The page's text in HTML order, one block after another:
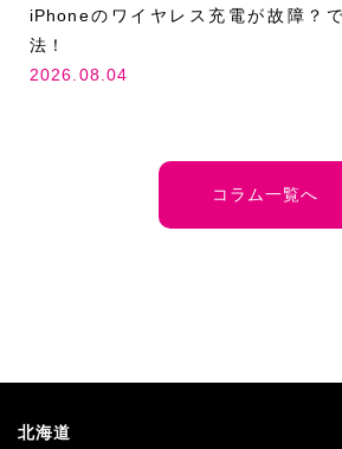
iPhoneのワイヤレス充電が故障？
法！
2026.08.04
コラム一覧へ
北海道